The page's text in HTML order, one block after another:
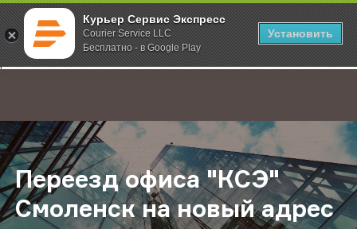
Курьер Сервис Экспресс
Courier Service LLC
Бесплатно - в Google Play
Установить
;
Главная О компании Новости Переезд офиса "КСЭ" Смоленск
Переезд офиса "КСЭ"
Смоленск на новый адрес